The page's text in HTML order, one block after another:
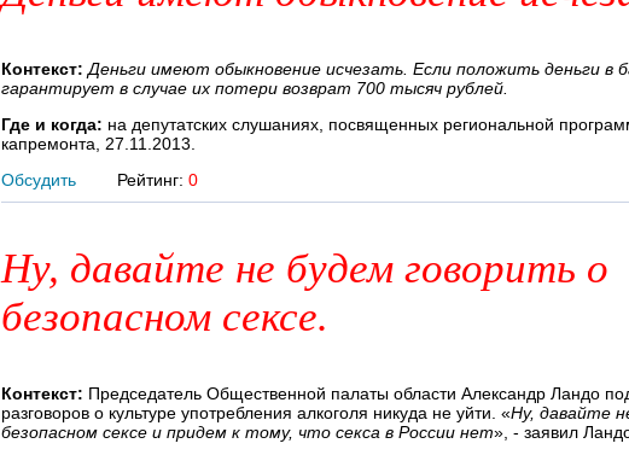
Контекст: Деньги имеют обыкновение исчезать. Если положить деньги в
гарантирует в случае их потери возврат 700 тысяч рублей.
Где и когда: на депутатских слушаниях, посвященных региональной
капремонта, 27.11.2013.
Обсудить
Рейтинг: 0
Ну, давайте не будем говорить о
безопасном сексе.
Контекст: Председатель Общественной палаты области Александр Ландо
разговоров о культуре употребления алкоголя никуда не уйти. «Ну, давайте
безопасном сексе и придем к тому, что секса в России нет», - заявил